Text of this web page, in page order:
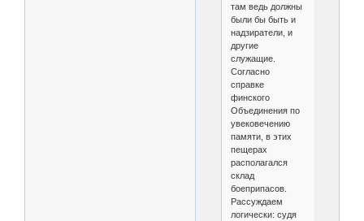
там ведь должны
были бы быть и
надзиратели, и
другие
служащие.
Согласно
справке
финского
Объединения по
увековечению
памяти, в этих
пещерах
располагался
склад
боеприпасов.
Рассуждаем
логически: судя